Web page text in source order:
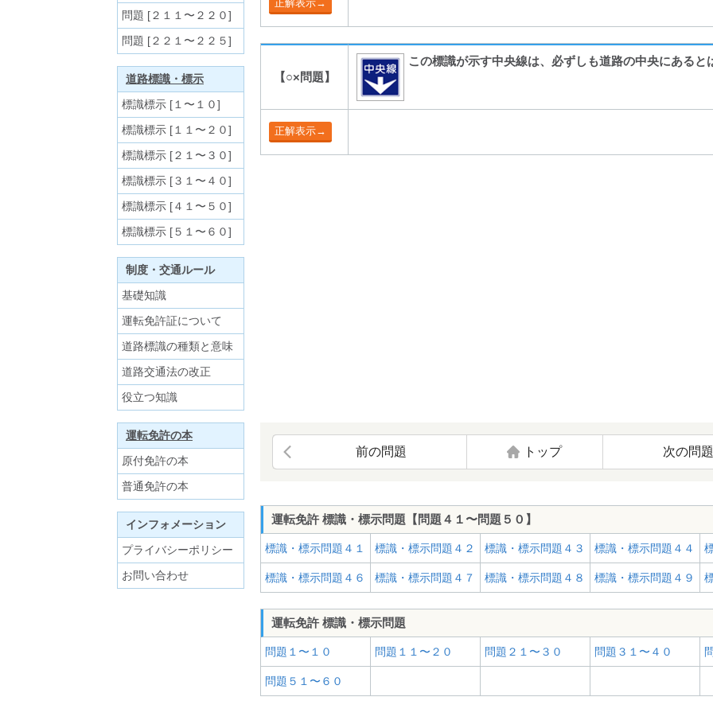
【○×問題】
この標識が示す中央線は、必ずしも道路の中央にあると
前の問題 トップ 次の問題
運転免許 標識・標示問題【問題４１〜問題５０】
標識・標示問題４１ 標識・標示問題４２ 標識・標示問題４３ 標識・標示問題４４
標識・標示問題４６ 標識・標示問題４７ 標識・標示問題４８ 標識・標示問題４９
運転免許 標識・標示問題
問題１〜１０ 問題１１〜２０ 問題２１〜３０ 問題３１〜４０
問題５１〜６０
問題 [２１１〜２２０]
問題 [２２１〜２２５]
道路標識・標示
標識標示 [１〜１０]
標識標示 [１１〜２０]
標識標示 [２１〜３０]
標識標示 [３１〜４０]
標識標示 [４１〜５０]
標識標示 [５１〜６０]
制度・交通ルール
基礎知識
運転免許証について
道路標識の種類と意味
道路交通法の改正
役立つ知識
運転免許の本
原付免許の本
普通免許の本
インフォメーション
プライバシーポリシー
お問い合わせ